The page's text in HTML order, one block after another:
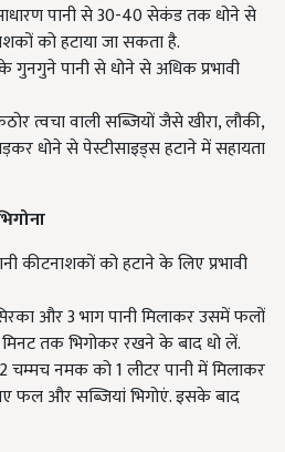
पानी से 30-40 सेकंड तक धोने से
को हटाया जा सकता है.
गुनगुने पानी से धोने से अधिक प्रभावी
त्वचा वाली सब्जियों जैसे खीरा, लौकी,
धोने से पेस्टीसाइड्स हटाने में सहायता
कीटनाशकों को हटाने के लिए प्रभावी
और 3 भाग पानी मिलाकर उसमें फलों
तक भिगोकर रखने के बाद धो लें.
नमक को 1 लीटर पानी में मिलाकर
फल और सब्जियां भिगोएं. इसके बाद